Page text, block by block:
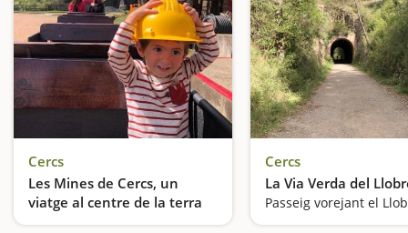
Cercs
Les Mines de Cercs, un
viatge al centre de la terra
T’has imaginat mai viure com un miner?
Cercs
La Via Verda del
Passeig vorejant el